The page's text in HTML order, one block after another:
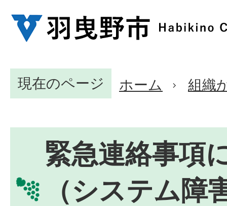
現在のページ ホーム 組織
緊急連絡事項
（システム障